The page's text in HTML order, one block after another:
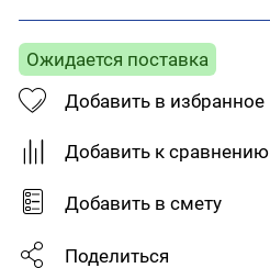
Тип товара: Валик
Ожидается поставка
Добавить в избранное
Добавить к сравнению
Добавить в смету
Поделиться